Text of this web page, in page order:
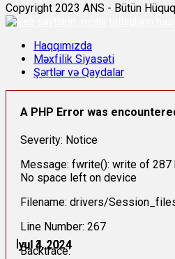
İyul 3, 2024
İyul 3, 2024
İyul 4, 2024
İyul 4, 2024
İyul 4, 2024
İyul 4, 2024
Copyright 2023 ANS - Bütün
Haqqımızda
Məxfilik Siyasəti
Şərtlər və Qaydalar
A PHP Error was
Severity: Notice
Message: fwrite(): write of
No space left on device
Filename: drivers/
Line Number: 267
Backtrace: